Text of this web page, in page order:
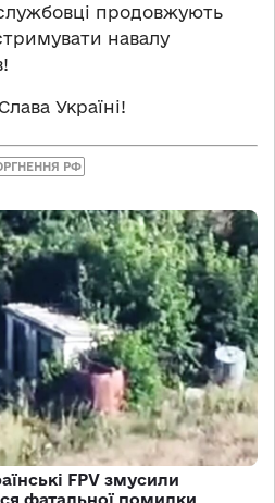
продовжують
навалу
Україні!
РФ
FPV змусили
фатальної помилки